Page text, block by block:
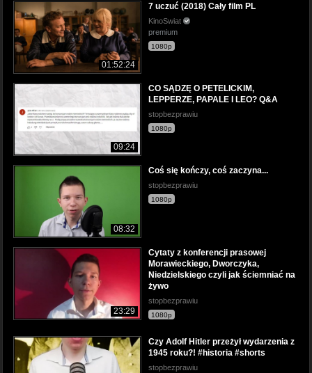
01:52:24
7 uczuć (2018) Cały film PL
KinoSwiat
premium
1080p
09:24
CO SĄDZĘ O PETELICKIM,
LEPPERZE, PAPALE I LEO? Q&A
stopbezprawiu
1080p
08:32
Coś się kończy, coś zaczyna...
stopbezprawiu
1080p
23:29
Cytaty z konferencji prasowej
Morawieckiego, Dworczyka,
Niedzielskiego czyli jak ściemniać na
żywo
stopbezprawiu
1080p
Czy Adolf Hitler przeżył wydarzenia z
1945 roku?! #historia #shorts
stopbezprawiu